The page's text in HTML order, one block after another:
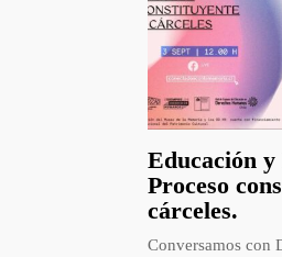
Educación
Proceso
cárceles.
Conversamos con